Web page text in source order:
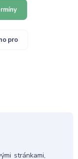
pro
stránkami,